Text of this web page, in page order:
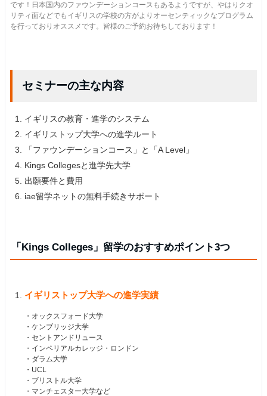
です！日本国内のファウンデーションコースもあるようですが、やはりクオ
リティ面などでもイギリスの学校の方がよりオーセンティックなプログラム
を行っておりオススメです。皆様のご予約お待ちしております！
セミナーの主な内容
イギリスの教育・進学のシステム
イギリストップ大学への進学ルート
「ファウンデーションコース」と「A Level」
Kings Collegesと進学先大学
出願要件と費用
iae留学ネットの無料手続きサポート
「Kings Colleges」留学のおすすめポイント3つ
イギリストップ大学への進学実績
・オックスフォード大学
・ケンブリッジ大学
・セントアンドリュース
・インペリアルカレッジ・ロンドン
・ダラム大学
・UCL
・ブリストル大学
・マンチェスター大学など